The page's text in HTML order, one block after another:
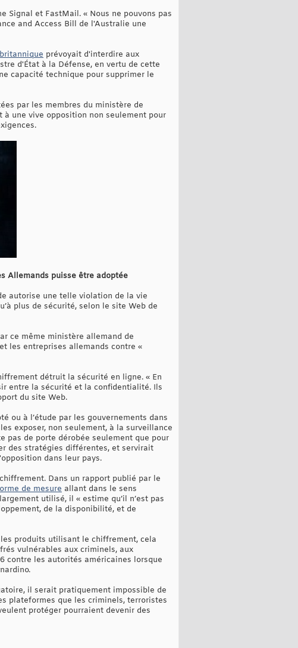
Signal et FastMail. « Nous ne pouvons pas
and Access Bill de l'Australie une
prévoyait d'interdire aux
d'État à la Défense, en vertu de cette
capacité technique pour supprimer le
par les membres du ministère de
une vive opposition non seulement pour
Allemands puisse être adoptée
autorise une telle violation de la vie
plus de sécurité, selon le site Web de
ce même ministère allemand de
les entreprises allemands contre «
détruit la sécurité en ligne. « En
entre la sécurité et la confidentialité. Ils
du site Web.
ou à l’étude par les gouvernements dans
exposer, non seulement, à la surveillance
pas de porte dérobée seulement que pour
des stratégies différentes, et servirait
dans leur pays.
Dans un rapport publié par le
de mesure allant dans le sens
utilisé, il « estime qu’il n’est pas
de la disponibilité, et de
produits utilisant le chiffrement, cela
vulnérables aux criminels, aux
contre les autorités américaines lorsque
il serait pratiquement impossible de
plateformes que les criminels, terroristes
protéger pourraient devenir des